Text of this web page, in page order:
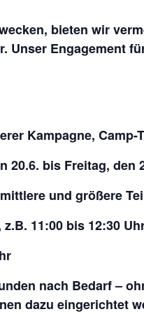
bieten wir
Engagement
Kampagne, Camp-
bis Freitag, den
und größere
11:00 bis 12:30
nach Bedarf –
dazu eingerichtet